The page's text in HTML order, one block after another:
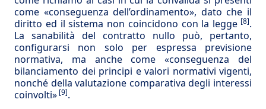
come «conseguenza dell’ordinamento», dato che il
diritto ed il sistema non coincidono con la legge [8].
La sanabilità del contratto nullo può, pertanto,
configurarsi non solo per espressa previsione
normativa, ma anche come «conseguenza del
bilanciamento dei principi e valori normativi vigenti,
nonché della valutazione comparativa degli interessi
coinvolti» [9].